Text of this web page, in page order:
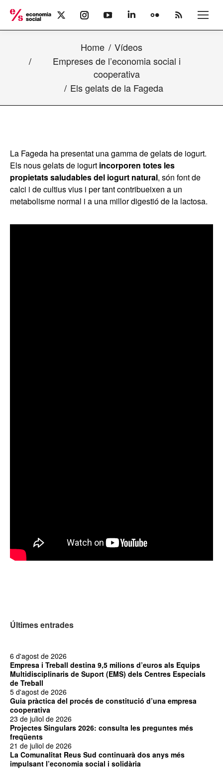
X
page
new
window
Instagram
page
in
new
window
YouTube
page
in
new
window
Linkedin
page
in
new
window
Flickr
page
new
window
Rss
page
new
window
Home
Vídeos
Empreses de l’economia social i
cooperativa
Els gelats de la Fageda
La Fageda ha presentat una gamma de gelats de iogurt.
Els nous gelats de iogurt incorporen totes les
propietats saludables del iogurt natural, són font de
calci i de cultius vius i per tant contribueixen a un
metabolisme normal i a una millor digestió de la lactosa.
Últimes entrades
Empresa i Treball destina 9,5 milions d’euros als Equips
Multidisciplinaris de Suport (EMS) dels Centres Especials
de Treball
6 d'agost de 2026
Guia pràctica del procés de constitució d’una empresa
cooperativa
5 d'agost de 2026
Projectes Singulars 2026: consulta les preguntes més
freqüents
23 de juliol de 2026
La Comunalitat Reus Sud continuarà dos anys més
impulsant l’economia social i solidària
21 de juliol de 2026